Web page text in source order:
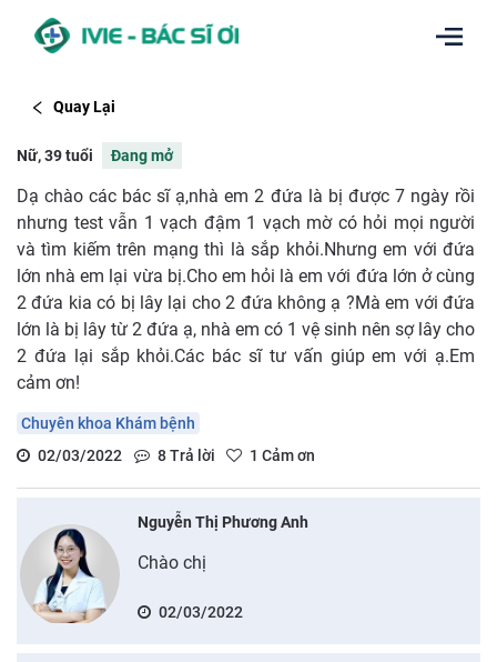
Quay Lại
Nữ, 39 tuổi Đang mở
Dạ chào các bác sĩ ạ,nhà em 2 đứa là bị được 7 ngày rồi
nhưng test vẫn 1 vạch đậm 1 vạch mờ có hỏi mọi người
và tìm kiếm trên mạng thì là sắp khỏi.Nhưng em với đứa
lớn nhà em lại vừa bị.Cho em hỏi là em với đứa lớn ở cùng
2 đứa kia có bị lây lại cho 2 đứa không ạ ?Mà em với đứa
lớn là bị lây từ 2 đứa ạ, nhà em có 1 vệ sinh nên sợ lây cho
2 đứa lại sắp khỏi.Các bác sĩ tư vấn giúp em với ạ.Em
cảm ơn!
Chuyên khoa Khám bệnh
02/03/2022
8Trả lời 1 Cảm ơn
Nguyễn Thị Phương Anh
Chào chị
02/03/2022